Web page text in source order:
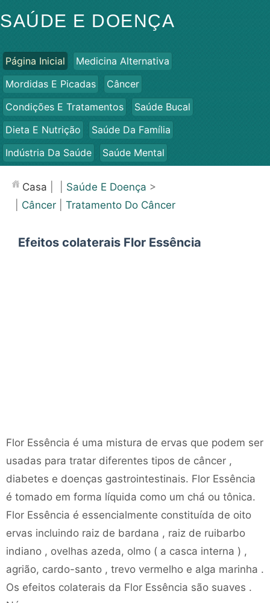
SAÚDE E DOENÇA
Página Inicial
Medicina Alternativa
Mordidas E Picadas
Câncer
Condições E Tratamentos
Saúde Bucal
Dieta E Nutrição
Saúde Da Família
Indústria Da Saúde
Saúde Mental
Saúde
Casa Saúde E Doença >
Câncer Tratamento Do Câncer
Efeitos colaterais Flor Essência
Flor Essência é uma mistura de ervas que podem ser
usadas para tratar diferentes tipos de câncer ,
diabetes e doenças gastrointestinais. Flor Essência
é tomado em forma líquida como um chá ou tônica.
Flor Essência é essencialmente constituída de oito
ervas incluindo raiz de bardana , raiz de ruibarbo
indiano , ovelhas azeda, olmo ( a casca interna ) ,
agrião, cardo-santo , trevo vermelho e alga marinha .
Os efeitos colaterais da Flor Essência são suaves .